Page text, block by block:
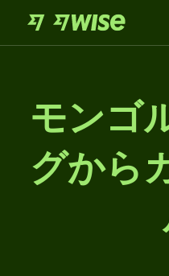
モンゴ
グから